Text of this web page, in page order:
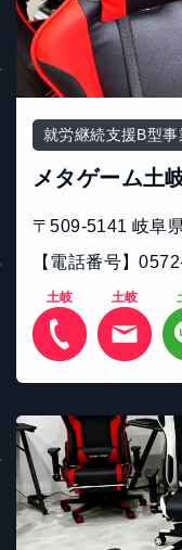
就労継続支援B型事
メタゲーム土
〒509-5141 岐⾩
【電話番号】
土岐 土岐